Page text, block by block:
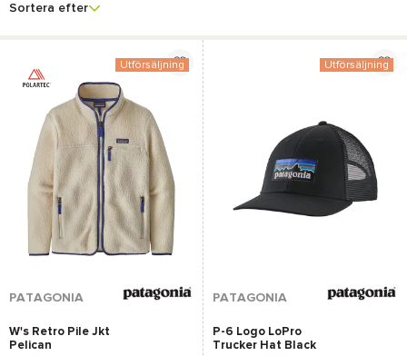
Sortera efter
Utförsäljning
PATAGONIA
W's Retro Pile Jkt
Pelican
Utförsäljning
PATAGONIA
P-6 Logo LoPro
Trucker Hat Black